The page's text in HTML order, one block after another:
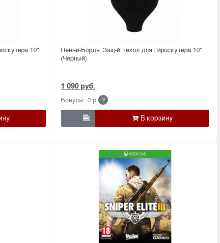
10''
Пенни-Борды Защ-й чехол для гироскутера 10''
(Черный)
1 090 руб.
Бонусы: 0 р. ?
